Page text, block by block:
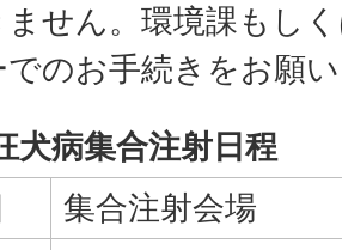
せん。環境課もし
のお手続きをお願
犬病集合注射日程
集合注射会場